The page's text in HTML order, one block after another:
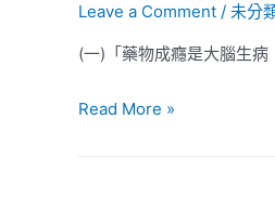
Leave a Comment / 未分
(一)「藥物成癮是大腦生
Read More »